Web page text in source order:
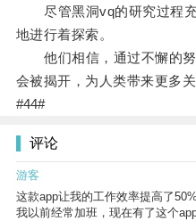
尽管黑洞vq的研究过程充
地进行着探索。
他们相信，通过不懈的努
会被揭开，为人类带来更多
#44#
评论
游客
这款app让我的工作效率提高了
我以前经常加班，现在有了这个